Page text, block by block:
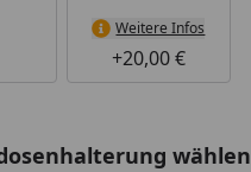
Weitere Infos
+20,00 €
wählen